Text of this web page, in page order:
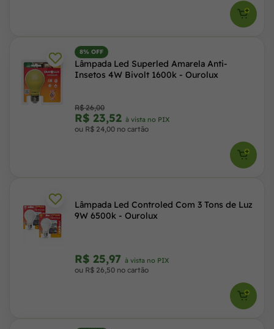
8% OFF
Lâmpada Led Superled Amarela Anti-
Insetos 4W Bivolt 1600k - Ourolux
R$ 26,00
R$ 23,52 à vista no PIX
ou R$ 24,00 no cartão
Lâmpada Led Controled Com 3 Tons de Luz
9W 6500k - Ourolux
R$ 25,97 à vista no PIX
ou R$ 26,50 no cartão